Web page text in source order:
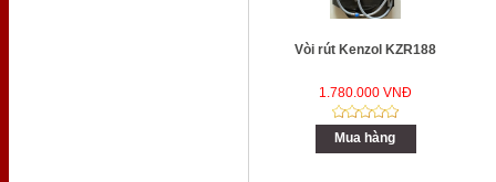
Vòi rút Kenzol KZR188
1.780.000 VNĐ
Mua hàng